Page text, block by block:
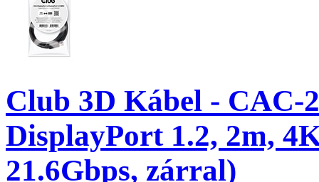
Club 3D Kábel -
DisplayPort 1.2, 2m,
21.6Gbps, zárral)